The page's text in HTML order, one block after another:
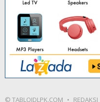
© TABLOIDLPK.COM REDAKSI